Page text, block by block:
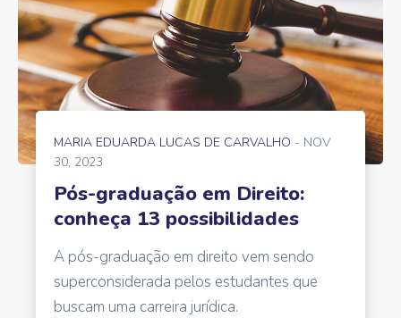
MARIA EDUARDA LUCAS DE CARVALHO - NOV
30, 2023
Pós-graduação em Direito:
conheça 13 possibilidades
A pós-graduação em direito vem sendo
superconsiderada pelos estudantes que
buscam uma carreira jurídica.